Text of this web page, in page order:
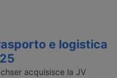
e logistica
acquisisce la JV